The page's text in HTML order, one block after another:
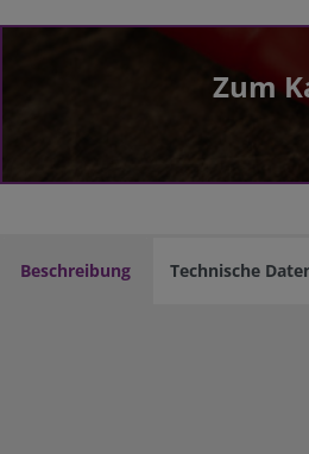
Zum
Beschreibung Technische